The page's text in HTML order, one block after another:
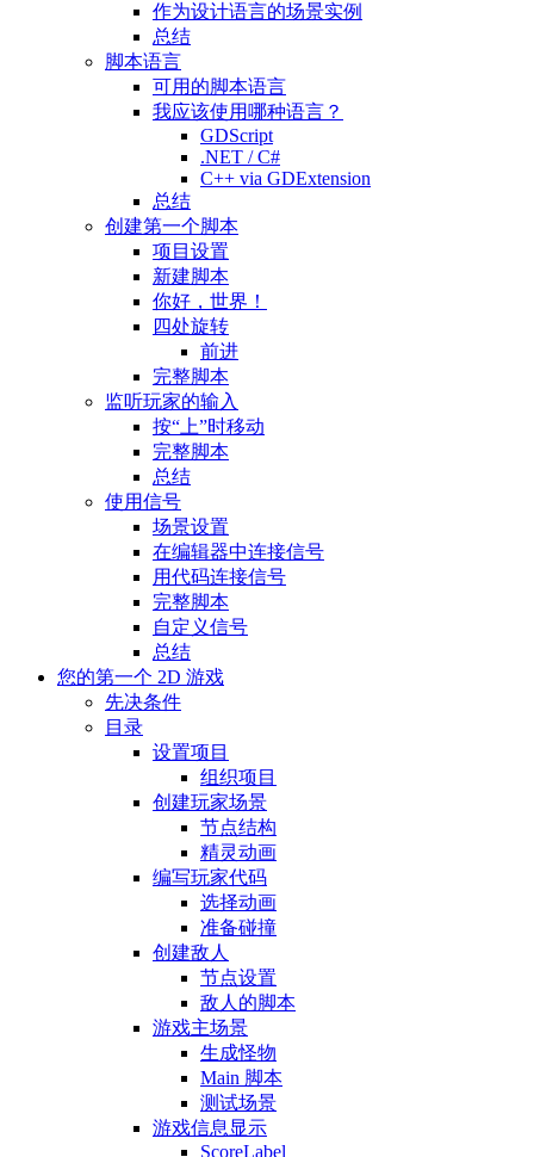
作为设计语言的场景实例
总结
脚本语言
可用的脚本语言
我应该使用哪种语言？
GDScript
.NET / C#
C++ via GDExtension
总结
创建第一个脚本
项目设置
新建脚本
你好，世界！
四处旋转
前进
完整脚本
监听玩家的输入
按“上”时移动
完整脚本
总结
使用信号
场景设置
在编辑器中连接信号
用代码连接信号
完整脚本
自定义信号
总结
您的第一个 2D 游戏
先决条件
目录
设置项目
组织项目
创建玩家场景
节点结构
精灵动画
编写玩家代码
选择动画
准备碰撞
创建敌人
节点设置
敌人的脚本
游戏主场景
生成怪物
Main 脚本
测试场景
游戏信息显示
ScoreLabel